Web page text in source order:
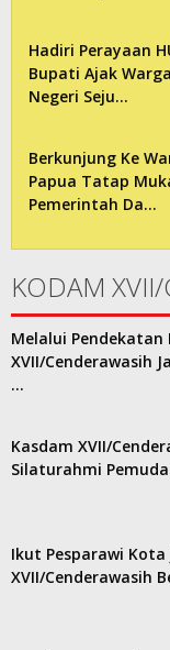
Hadiri Perayaan
Bupati Ajak
Negeri Seju…
Berkunjung Ke
Papua Tatap
Pemerintah Da…
KODAM XVII/
Melalui Pendekatan
XVII/Cenderawasih
…
Kasdam XVII/
Silaturahmi
Ikut Pesparawi
XVII/Cenderawasih